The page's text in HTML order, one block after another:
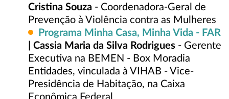
Cristina Souza - Coordenadora-Geral de
Prevenção à Violência contra as Mulheres
Programa Minha Casa, Minha Vida - FAR
| Cassia Maria da Silva Rodrigues - Gerente
Executiva na BEMEN - Box Moradia
Entidades, vinculada à VIHAB - Vice-
Presidência de Habitação, na Caixa
Econômica Federal